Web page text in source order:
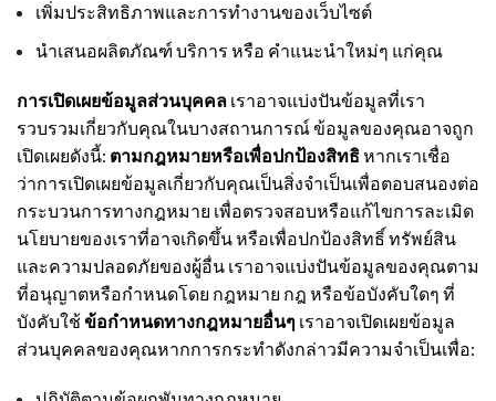
เพิ่มประสิทธิภาพและการทำงานของเว็บไซต์
นำเสนอผลิตภัณฑ์ บริการ หรือ คำแนะนำใหม่ๆ แก่คุณ
การเปิดเผยข้อมูลส่วนบุคคล เราอาจแบ่งปันข้อมูลที่เรา
รวบรวมเกี่ยวกับคุณในบางสถานการณ์ ข้อมูลของคุณอาจถูก
เปิดเผยดังนี้: ตามกฎหมายหรือเพื่อปกป้องสิทธิหากเราเชื่อ
ว่าการเปิดเผยข้อมูลเกี่ยวกับคุณเป็นสิ่งจำเป็นเพื่อตอบสนองต่อ
กระบวนการทางกฎหมาย เพื่อตรวจสอบหรือแก้ไขการละเมิด
นโยบายของเราที่อาจเกิดขึ้น หรือเพื่อปกป้องสิทธิ์ ทรัพย์สิน
และความปลอดภัยของผู้อื่น เราอาจแบ่งปันข้อมูลของคุณตาม
ที่อนุญาตหรือกำหนดโดย กฎหมาย กฎ หรือข้อบังคับใดๆ ที่
บังคับใช้ข้อกำหนดทางกฎหมายอื่นๆ เราอาจเปิดเผยข้อมูล
ส่วนบุคคลของคุณหากการกระทำดังกล่าวมีความจำเป็นเพื่อ: